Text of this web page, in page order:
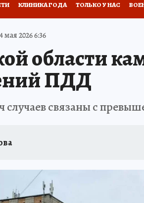
КЛИНИКА ГОДА ТОЛЬКО У НАС
АФИША
мая 2026 6:36
области
ПДД
случаев связаны с